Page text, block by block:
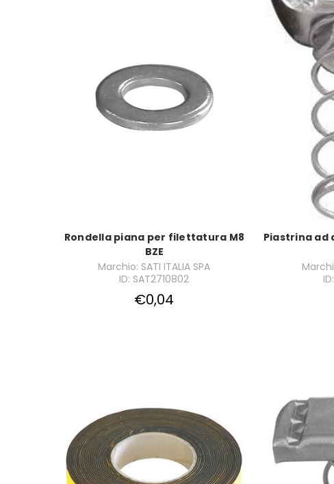
Rondella piana per filettatura M8
BZE
Marchio: SATI ITALIA SPA
ID: SAT2710802
€0,04
Piastrina ad